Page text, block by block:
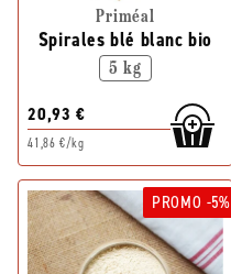
Priméal
Spirales blé blanc bio
5 kg
20,93 €
41,86 €/kg
PROMO -5%